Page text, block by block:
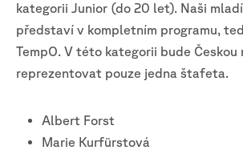
kategorii Junior (do 20 let). Naši
představí v kompletním programu,
TempO. V této kategorii bude Českou
reprezentovat pouze jedna štafeta.
Albert Forst
Marie Kurfürstová